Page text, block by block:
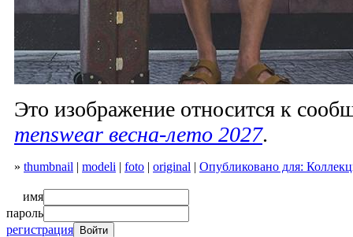
Это изображение относится к
menswear весна-лето 2027.
» thumbnail | modeli | foto | original | Опубликовано для:
имя
пароль
регистрация